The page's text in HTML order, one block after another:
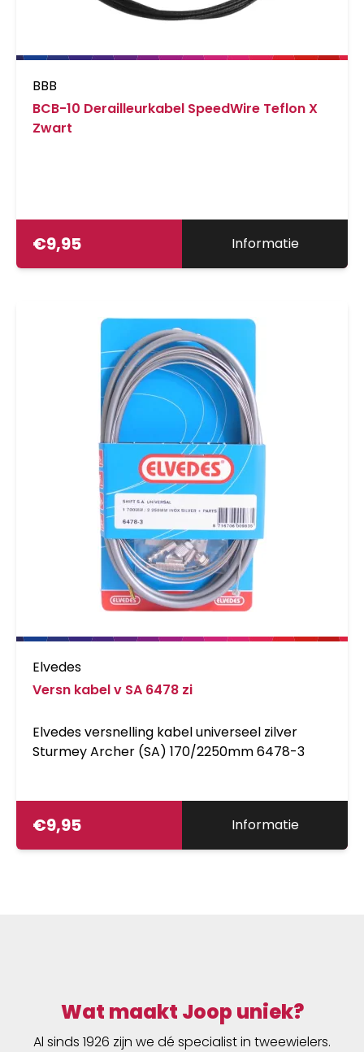
BBB
BCB-10 Derailleurkabel SpeedWire Teflon X
Zwart
€9,95 Informatie
Elvedes
Versn kabel v SA 6478 zi
Elvedes versnelling kabel universeel zilver
Sturmey Archer (SA) 170/2250mm 6478-3
€9,95 Informatie
Wat maakt Joop uniek?
Al sinds 1926 zijn we dé specialist in tweewielers.